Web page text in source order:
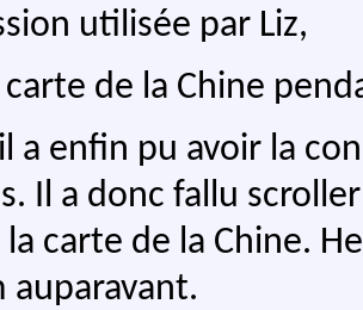
utilisée par Liz,
carte de la Chine
a enfin pu avoir la
Il a donc fallu
carte de la Chine.
auparavant.